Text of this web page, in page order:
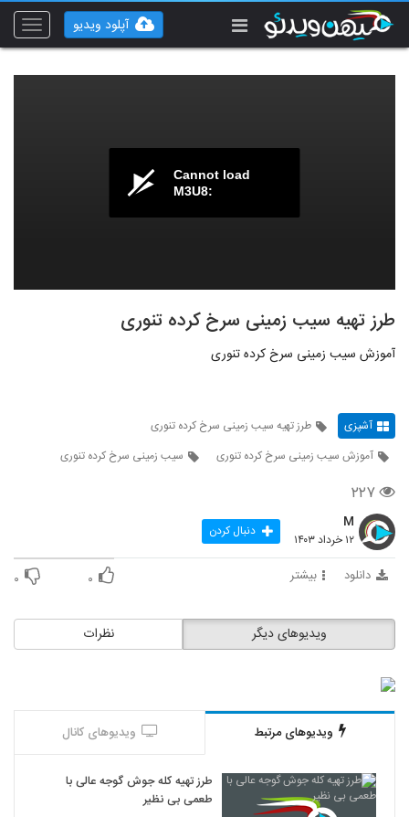
Toggle
آپلود ویدیو
Cannot load
M3U8:
طرز تهیه سیب زمینی سرخ کرده تنوری
آموزش سیب زمینی سرخ کرده تنوری
آشپزی
طرز تهیه سیب زمینی سرخ کرده تنوری
آموزش سیب زمینی سرخ کرده تنوری
سیب زمینی سرخ کرده تنوری
۲۲۷
M
۱۲ خرداد ۱۴۰۳ دنبال کردن
دانلود بیشتر ۰ ۰
نظرات ویدیوهای دیگر
ویدیوهای مرتبط ویدیوهای کانال
طرز تهیه کله جوش گوجه عالی با
طعمی بی نظیر